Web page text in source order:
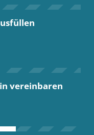
vereinbaren